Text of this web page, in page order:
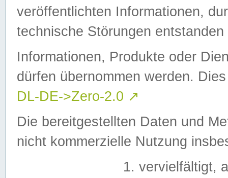
veröffentlichten Informationen,
technische Störungen
Informationen, Produkte oder
dürfen übernommen werden.
DL-DE->Zero-2.0 ↗
Die bereitgestellten Daten und
nicht kommerzielle Nutzung
vervielfältigt,